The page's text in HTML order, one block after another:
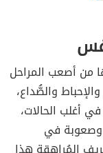
من أصعب المراحل
والصُّداع،
أغلب الحالات،
وصعوبة في